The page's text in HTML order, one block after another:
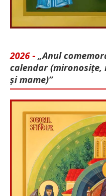
2026 - „Anul
calendar (mironosițe,
și mame)”